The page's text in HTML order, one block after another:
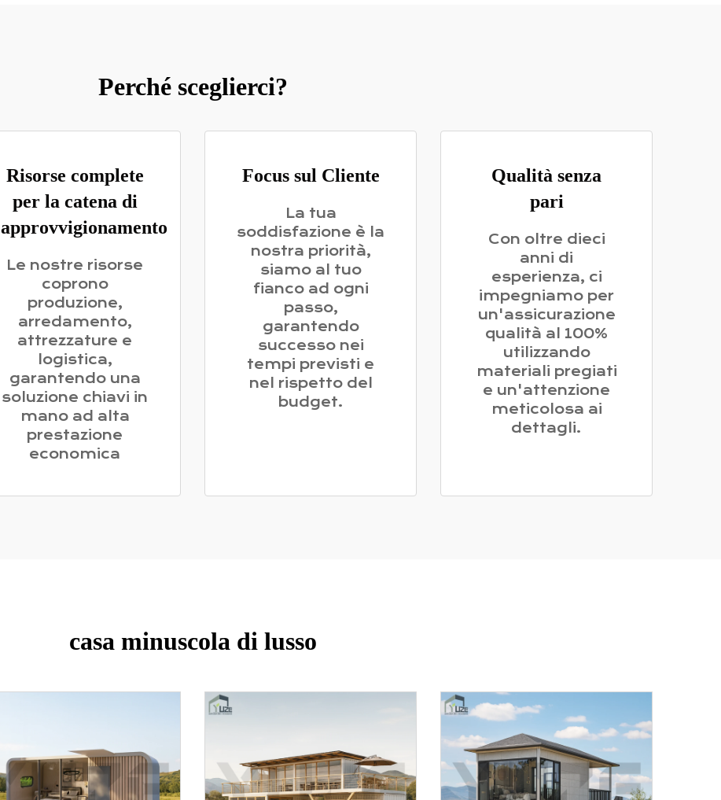
Perché sceglierci?
Risorse complete
per la catena di
approvvigionamento
Le nostre risorse
coprono
produzione,
arredamento,
attrezzature e
logistica,
garantendo una
soluzione chiavi in
mano ad alta
prestazione
economica
Focus sul Cliente
La tua
soddisfazione è la
nostra priorità,
siamo al tuo
fianco ad ogni
passo,
garantendo
successo nei
tempi previsti e
nel rispetto del
budget.
Qualità senza
pari
Con oltre dieci
anni di
esperienza, ci
impegniamo per
un'assicurazione
qualità al 100%
utilizzando
materiali pregiati
e un'attenzione
meticolosa ai
dettagli.
casa minuscola di lusso